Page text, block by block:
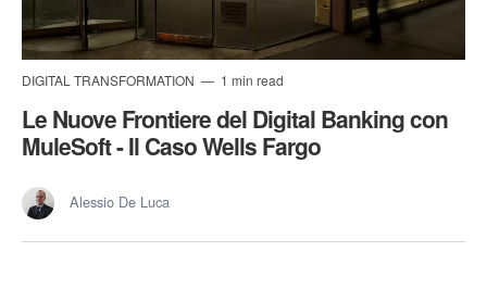
DIGITAL TRANSFORMATION 1 min read
Le Nuove Frontiere del Digital Banking con
MuleSoft - Il Caso Wells Fargo
Alessio De Luca